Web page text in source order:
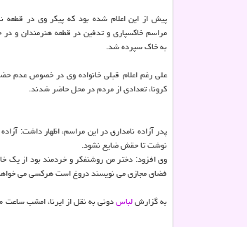
پیش از این اعلام شده بود که پیکر وی در قطعه
مراسم خاکسپاری و تدفین در قطعه هنرمندان و
به خاک سپرده شد.
علی رغم اعلام قبلی خانواده وی در خصوص عدم
کرونا، تعدادی از مردم در محل حاضر شدند.
پدر آزاده نامداری در این مراسم، اظهار داشت:
نوشت تا حقش ضایع نشود.
وی افزود: دختر من روشنفکر و خردمند بود از یک
فضای مجازی می نویسند دروغ است هرکسی می
به گزارشلباسدونی به نقل از ایرنا، امشب ساعت ۲۰ نیز مراسم یادبود وی به صورت آنلاین برگزار می گردد.